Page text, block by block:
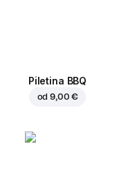
Piletina BBQ
od9,00 €